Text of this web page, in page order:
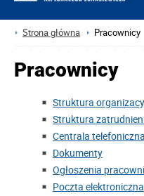
Strona główna Pracownicy
Pracownicy
Struktura
Struktura
Centrala telefoniczna
Dokumenty
Ogłoszenia
Poczta elektroniczna